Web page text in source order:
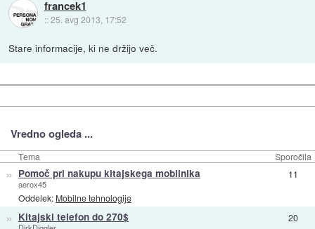
francek1
::25. avg 2013, 17:52
Stare informacije, ki ne držijo več.
Vredno ogleda ...
Tema Sporočila
» Pomoč pri nakupu kitajskega mobilnika
aerox45
Oddelek: Mobilne tehnologije
11
» Kitajski telefon do 270$ 20